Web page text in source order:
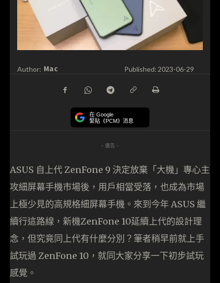
Author: Mac Published: 2023-06-29
在 Google
緊貼《PCM》消息
- 廣告 -
ASUS 自上代 ZenFone 9 決定放棄「大機」專心主
攻細屏幕手機市場後，用戶相當受落，也成為市場
上極少見的高規格細屏幕手機。來到今年 ASUS 繼
續行這路線，新機ZenFone 10延續上代的設計理
念，但究竟同上代有什麼分別？筆者稍早前就上手
試玩過 ZenFone 10，就同大家分享一下初步試玩
感覺。